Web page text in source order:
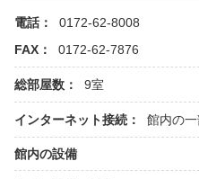
電話：
0172-62-8008
FAX：
0172-62-7876
総部屋数： 9室
インターネット接続： 館内の
館内の設備